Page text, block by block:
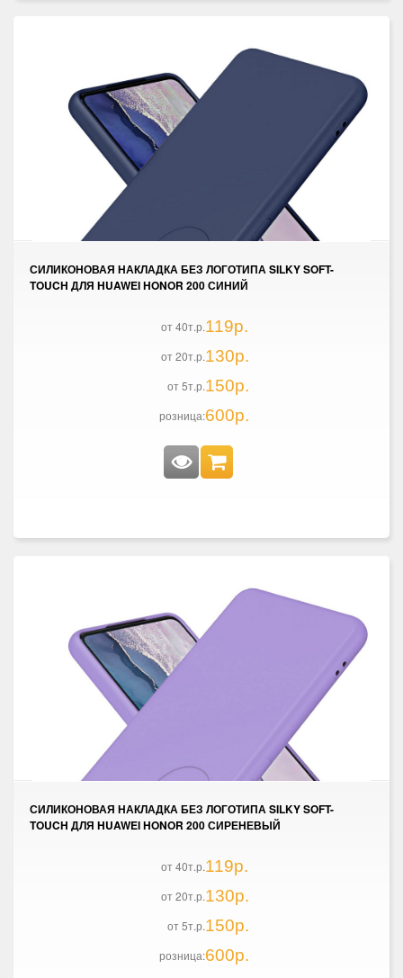
СИЛИКОНОВАЯ НАКЛАДКА БЕЗ ЛОГОТИПА SILKY SOFT-
TOUCH ДЛЯ HUAWEI HONOR 200 СИНИЙ
от 40т.р.119р.
от 20т.р.130р.
от 5т.р.150р.
розница:600р.
СИЛИКОНОВАЯ НАКЛАДКА БЕЗ ЛОГОТИПА SILKY SOFT-
TOUCH ДЛЯ HUAWEI HONOR 200 СИРЕНЕВЫЙ
от 40т.р.119р.
от 20т.р.130р.
от 5т.р.150р.
розница:600р.